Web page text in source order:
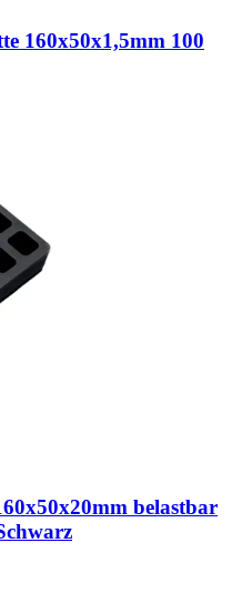
160x50x1,5mm 100
belastbar